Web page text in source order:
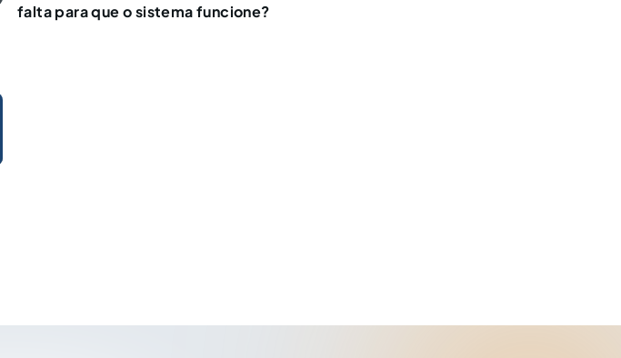
falta para que o sistema funcione?